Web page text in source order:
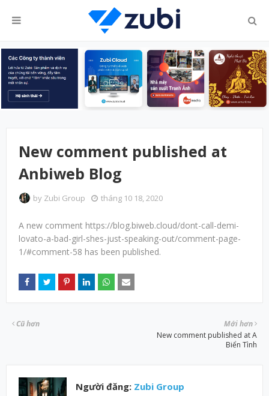
New comment published at
Anbiweb Blog
by Zubi Group tháng 10 18, 2020
A new comment https://blog.biweb.cloud/dont-call-demi-
lovato-a-bad-girl-shes-just-speaking-out/comment-page-
1/#comment-58 has been published.
Mới hơn
New comment published at A
Biển Tình
Cũ hơn
Người đăng: Zubi Group